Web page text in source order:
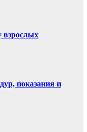
взрослых
показания и